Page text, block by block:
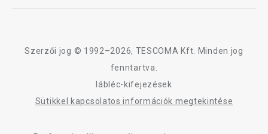
Szerzői jog © 1992–2026, TESCOMA Kft. Minden jog
fenntartva.
lábléc-kifejezések
Sütikkel kapcsolatos információk megtekintése